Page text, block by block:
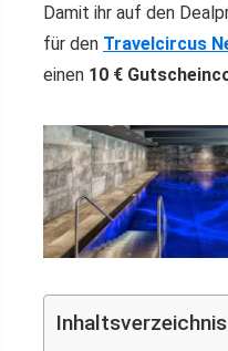
Damit ihr auf den
für den Travelcircus
einen 10 €
Inhaltsverzeichnis